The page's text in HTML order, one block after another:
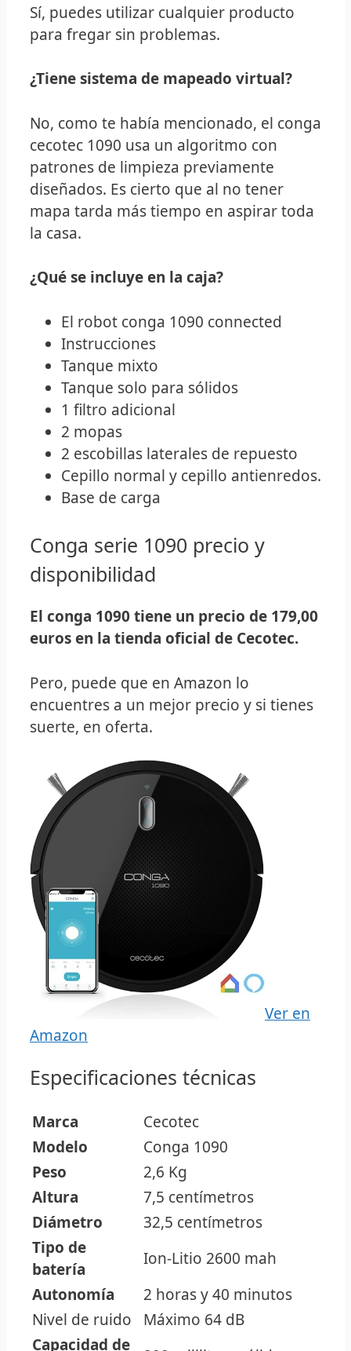
Sí, puedes utilizar cualquier producto
para fregar sin problemas.
¿Tiene sistema de mapeado virtual?
No, como te había mencionado, el conga
cecotec 1090 usa un algoritmo con
patrones de limpieza previamente
diseñados. Es cierto que al no tener
mapa tarda más tiempo en aspirar toda
la casa.
¿Qué se incluye en la caja?
El robot conga 1090 connected
Instrucciones
Tanque mixto
Tanque solo para sólidos
1 filtro adicional
2 mopas
2 escobillas laterales de repuesto
Cepillo normal y cepillo antienredos.
Base de carga
Conga serie 1090 precio y
disponibilidad
El conga 1090 tiene un precio de 179,00
euros en la tienda oficial de Cecotec.
Pero, puede que en Amazon lo
encuentres a un mejor precio y si tienes
suerte, en oferta.
Ver en
Amazon
Especificaciones técnicas
Marca
Cecotec
Modelo
Conga 1090
Peso
2,6 Kg
Altura
7,5 centímetros
Diámetro
32,5 centímetros
Tipo de
batería
Ion-Litio 2600 mah
Autonomía
2 horas y 40 minutos
Nivel de ruido
Máximo 64 dB
Capacidad de